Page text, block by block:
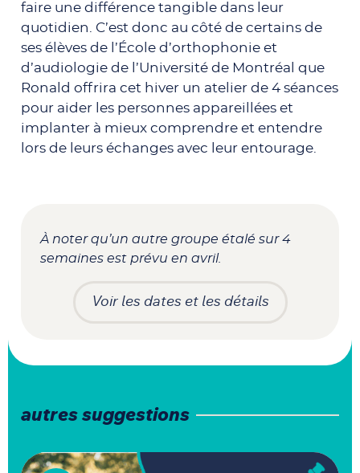
faire une différence tangible dans leur
quotidien. C’est donc au côté de certains de
ses élèves de l’École d’orthophonie et
d’audiologie de l’Université de Montréal que
Ronald offrira cet hiver un atelier de 4 séances
pour aider les personnes appareillées et
implanter à mieux comprendre et entendre
lors de leurs échanges avec leur entourage.
À noter qu’un autre groupe étalé sur 4
semaines est prévu en avril.
Voir les dates et les détails
autres suggestions